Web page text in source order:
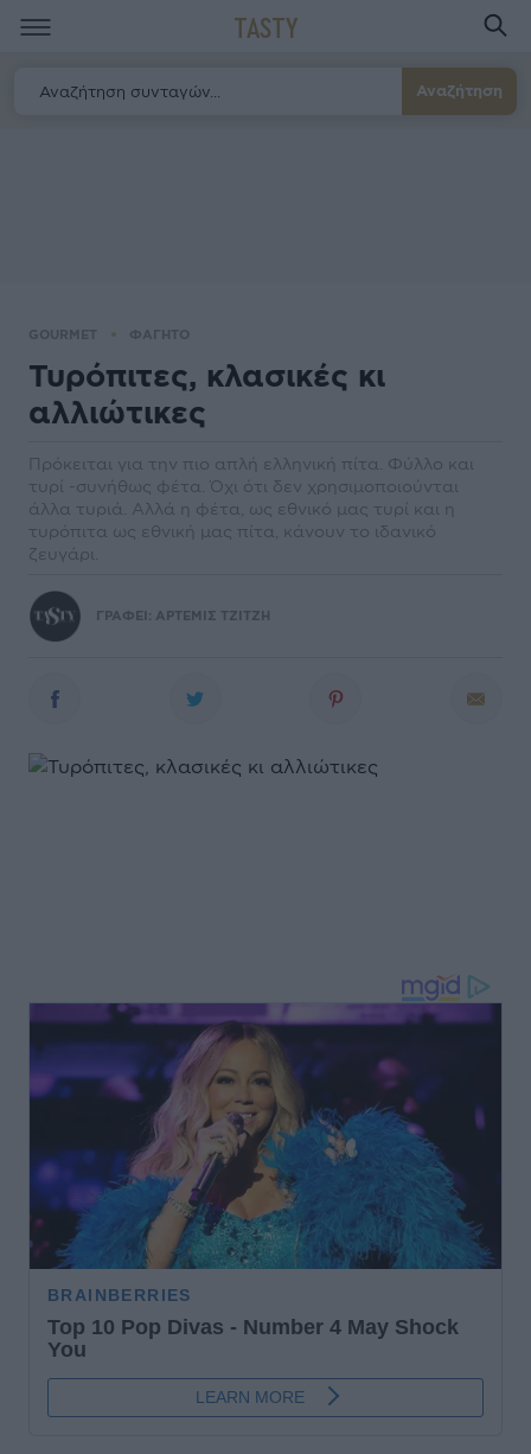
TASTY
Αναζήτηση
GOURMET ΦΑΓΗΤΟ
Τυρόπιτες, κλασικές κι
αλλιώτικες
Πρόκειται για την πιο απλή ελληνική πίτα. Φύλλο και
τυρί -συνήθως φέτα. Όχι ότι δεν χρησιμοποιούνται
άλλα τυριά. Αλλά η φέτα, ως εθνικό μας τυρί και η
τυρόπιτα ως εθνική μας πίτα, κάνουν το ιδανικό
ζευγάρι.
ΓΡΑΦΕΙ: ΑΡΤΕΜΙΣ ΤΖΙΤΖΗ